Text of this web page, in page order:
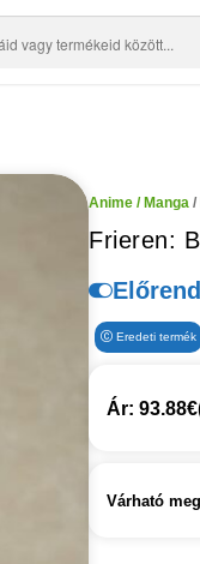
Anime / Manga /
Frieren:
Eredeti termék
Ár: 93.88€
Várható